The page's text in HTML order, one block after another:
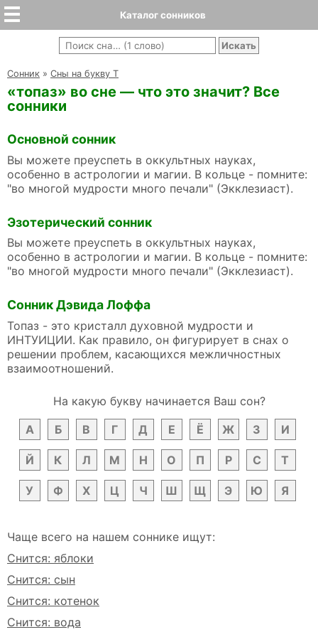
Каталог сонников
Cонник » Сны на букву Т
«топаз» во сне — что это значит? Все
сонники
Основной сонник
Вы можете преуспеть в оккультных науках,
особенно в астрологии и магии. В кольце - помните:
"во многой мудрости много печали" (Экклезиаст).
Эзотерический сонник
Вы можете преуспеть в оккультных науках,
особенно в астрологии и магии. В кольце - помните:
"во многой мудрости много печали" (Экклезиаст).
Сонник Дэвида Лоффа
Топаз - это кристалл духовной мудрости и
ИНТУИЦИИ. Как правило, он фигурирует в снах о
решении проблем, касающихся межличностных
взаимоотношений.
На какую букву начинается Ваш сон?
А
Б В Г Д Е Ё Ж З И
Й К Л М Н О П Р С Т
У Ф Х Ц Ч Ш Щ Э Ю Я
Чаще всего на нашем соннике ищут:
Снится: яблоки
Снится: сын
Снится: котенок
Снится: вода